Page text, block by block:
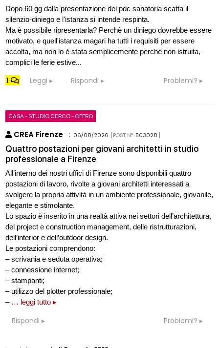
Dopo 60 gg dalla presentazione del pdc sanatoria scatta il
silenzio-diniego e l'istanza si intende respinta.
Ma è possibile ripresentarla? Perchè un diniego dovrebbe essere
motivato, e quell'istanza magari ha tutti i requisiti per essere
accolta, ma non lo è stata semplicemente perchè non istruita,
complici le ferie estive...
1 Leggi Rispondi Problemi?
CASA - STUDIO CERCO - OFFRO
CREA Firenze : 06/08/2026 [POST N° 503028 ]
Quattro postazioni per giovani architetti in studio
professionale a Firenze
All’interno dei nostri uffici di Firenze sono disponibili quattro
postazioni di lavoro, rivolte a giovani architetti interessati a
svolgere la propria attività in un ambiente professionale, giovanile,
elegante e stimolante.
Lo spazio è inserito in una realtà attiva nei settori dell’architettura,
del project e construction management, delle ristrutturazioni,
dell’interior e dell’outdoor design.
Le postazioni comprendono:
– scrivania e seduta operativa;
– connessione internet;
– stampanti;
– utilizzo del plotter professionale;
– … leggi tutto ▸
Rispondi Problemi?